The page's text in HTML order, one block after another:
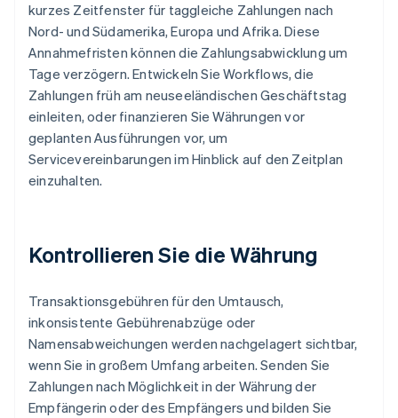
kurzes Zeitfenster für taggleiche Zahlungen nach
Nord- und Südamerika, Europa und Afrika. Diese
Annahmefristen können die Zahlungsabwicklung um
Tage verzögern. Entwickeln Sie Workflows, die
Zahlungen früh am neuseeländischen Geschäftstag
einleiten, oder finanzieren Sie Währungen vor
geplanten Ausführungen vor, um
Servicevereinbarungen im Hinblick auf den Zeitplan
einzuhalten.
Kontrollieren Sie die Währung
Transaktionsgebühren für den Umtausch,
inkonsistente Gebührenabzüge oder
Namensabweichungen werden nachgelagert sichtbar,
wenn Sie in großem Umfang arbeiten. Senden Sie
Zahlungen nach Möglichkeit in der Währung der
Empfängerin oder des Empfängers und bilden Sie